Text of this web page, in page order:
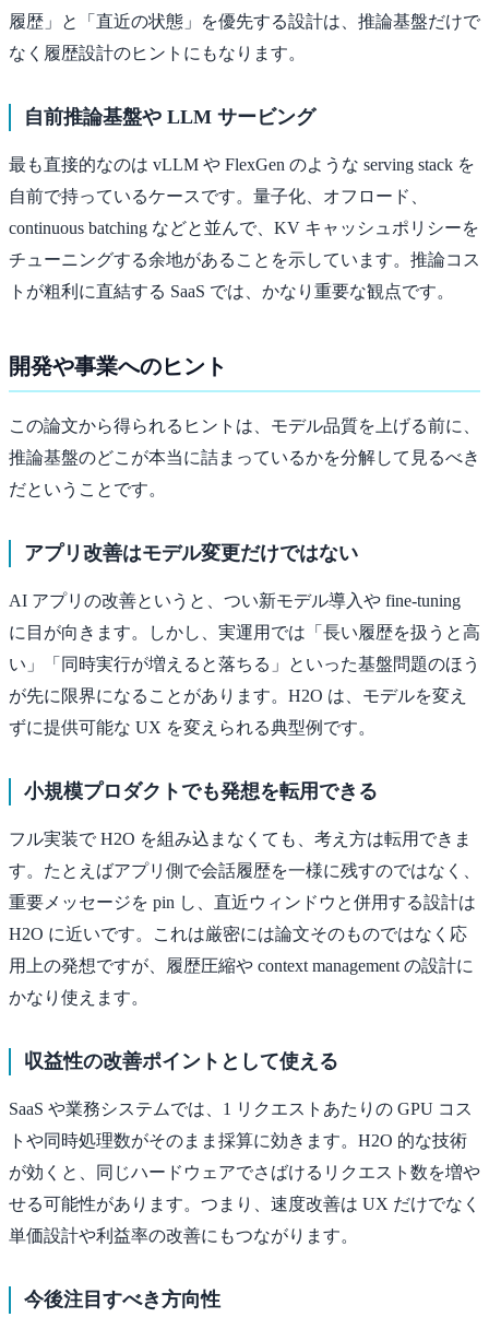
履歴」と「直近の状態」を優先する設計は、推論基盤だけで
なく履歴設計のヒントにもなります。
自前推論基盤や LLM サービング
最も直接的なのは vLLM や FlexGen のような serving stack を
自前で持っているケースです。量子化、オフロード、
continuous batching などと並んで、KV キャッシュポリシーを
チューニングする余地があることを示しています。推論コス
トが粗利に直結する SaaS では、かなり重要な観点です。
開発や事業へのヒント
この論文から得られるヒントは、モデル品質を上げる前に、
推論基盤のどこが本当に詰まっているかを分解して見るべき
だということです。
アプリ改善はモデル変更だけではない
AI アプリの改善というと、つい新モデル導入や fine-tuning
に目が向きます。しかし、実運用では「長い履歴を扱うと高
い」「同時実行が増えると落ちる」といった基盤問題のほう
が先に限界になることがあります。H2O は、モデルを変え
ずに提供可能な UX を変えられる典型例です。
小規模プロダクトでも発想を転用できる
フル実装で H2O を組み込まなくても、考え方は転用できま
す。たとえばアプリ側で会話履歴を一様に残すのではなく、
重要メッセージを pin し、直近ウィンドウと併用する設計は
H2O に近いです。これは厳密には論文そのものではなく応
用上の発想ですが、履歴圧縮や context management の設計に
かなり使えます。
収益性の改善ポイントとして使える
SaaS や業務システムでは、1 リクエストあたりの GPU コス
トや同時処理数がそのまま採算に効きます。H2O 的な技術
が効くと、同じハードウェアでさばけるリクエスト数を増や
せる可能性があります。つまり、速度改善は UX だけでなく
単価設計や利益率の改善にもつながります。
今後注目すべき方向性